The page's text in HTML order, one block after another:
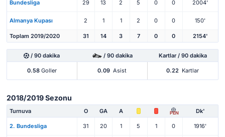
Bundesliga 29 13 2 5 0 0 2004'
Almanya Kupası 2 1 1 2 0 0 150'
Toplam 2019/2020 31 14 3 7 0 0 2154'
/ 90 dakika / 90 dakika Kartlar / 90 dakika
0.58Goller 0.09 Asist 0.22 Kartlar
2018/2019 Sezonu
Turnuva O GA A PEN Dk'
2. Bundesliga 31 20 1 5 1 0 1916'